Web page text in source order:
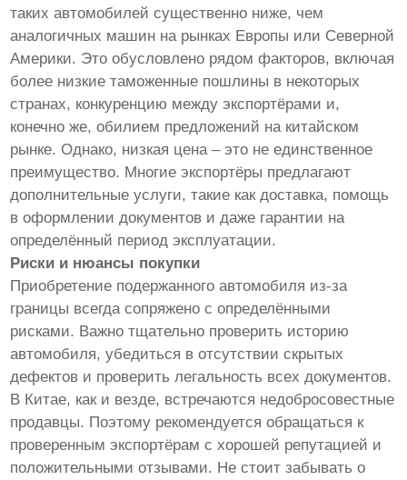
таких автомобилей существенно ниже, чем
аналогичных машин на рынках Европы или Северной
Америки. Это обусловлено рядом факторов, включая
более низкие таможенные пошлины в некоторых
странах, конкуренцию между экспортёрами и,
конечно же, обилием предложений на китайском
рынке. Однако, низкая цена – это не единственное
преимущество. Многие экспортёры предлагают
дополнительные услуги, такие как доставка, помощь
в оформлении документов и даже гарантии на
определённый период эксплуатации.
Риски и нюансы покупки
Приобретение подержанного автомобиля из-за
границы всегда сопряжено с определёнными
рисками. Важно тщательно проверить историю
автомобиля, убедиться в отсутствии скрытых
дефектов и проверить легальность всех документов.
В Китае, как и везде, встречаются недобросовестные
продавцы. Поэтому рекомендуется обращаться к
проверенным экспортёрам с хорошей репутацией и
положительными отзывами. Не стоит забывать о